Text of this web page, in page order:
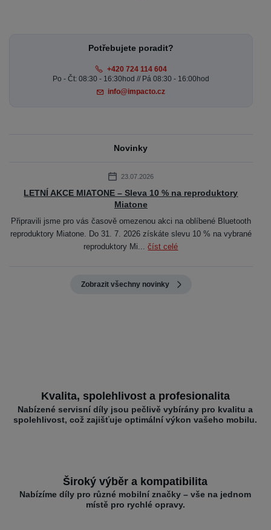
Potřebujete poradit?
+420 724 114 604
Po - Čt: 08:30 - 16:30hod // Pá 08:30 - 16:00hod
info@impacto.cz
Novinky
23.07.2026
LETNÍ AKCE MIATONE – Sleva 10 % na reproduktory
Miatone
Připravili jsme pro vás časově omezenou akci na oblíbené Bluetooth
reproduktory Miatone. Do 31. 7. 2026 získáte slevu 10 % na vybrané
reproduktory Mi...číst celé
Zobrazit všechny novinky
Kvalita, spolehlivost a profesionalita
Nabízené servisní díly jsou pečlivě vybírány pro kvalitu a
spolehlivost, což zajišťuje optimální výkon vašeho mobilu.
Široký výběr a kompatibilita
Nabízíme díly pro různé mobilní značky – vše na jednom
místě pro rychlé opravy.